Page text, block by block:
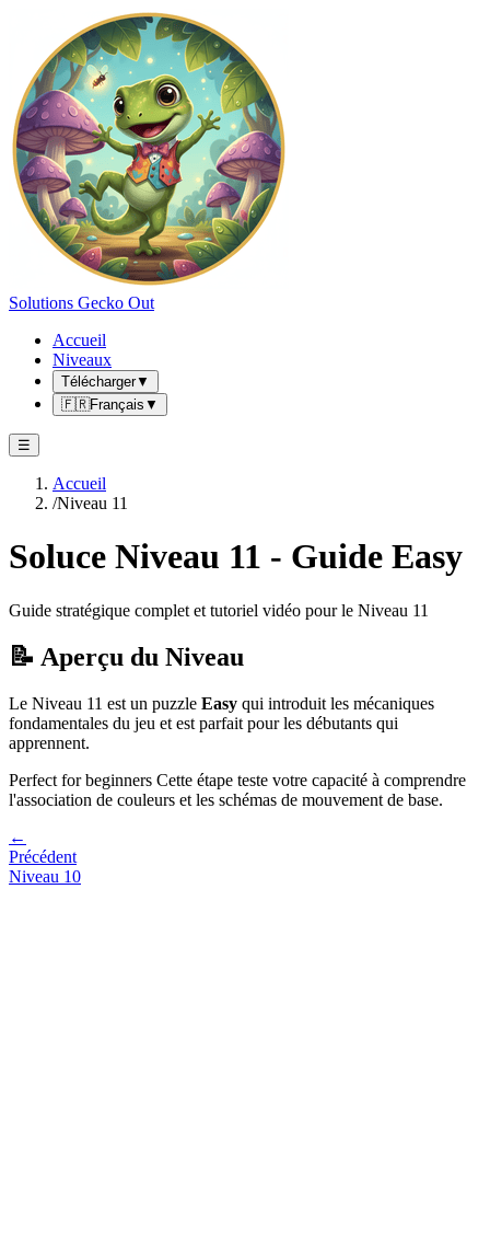
Solutions Gecko Out
Accueil
Niveaux
Télécharger▼
🇫🇷Français ▼
☰
Accueil
/Niveau 11
Soluce Niveau 11 - Guide Easy
Guide stratégique complet et tutoriel vidéo pour le Niveau 11
📝 Aperçu du Niveau
Le Niveau 11 est un puzzle Easy qui introduit les mécaniques
fondamentales du jeu et est parfait pour les débutants qui
apprennent.
Perfect for beginners Cette étape teste votre capacité à comprendre
l'association de couleurs et les schémas de mouvement de base.
←
Précédent
Niveau 10